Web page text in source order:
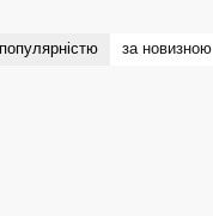
за новизною